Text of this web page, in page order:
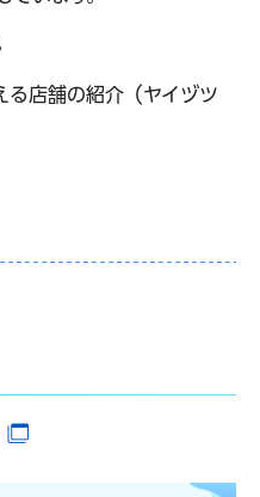
る店舗の紹介（ヤイヅツ
（外部サイトへリンク）